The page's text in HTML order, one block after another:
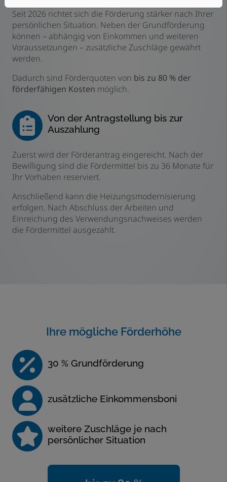
Seit 2026 richtet sich die Förderung stärker nach Ihrer
persönlichen Situation. Neben der Grundförderung
können – abhängig von Einkommen und weiteren
Voraussetzungen – zusätzliche Zuschläge gewährt
werden.
Dadurch sind Förderquoten von bis zu 80 % der
förderfähigen Kosten möglich.
Von der Antragstellung bis zur
Auszahlung
Zuerst wird der Förderantrag eingereicht. Nach der
Bewilligung sind die Fördermittel bis zu 36 Monate für
Ihr Vorhaben reserviert.
Anschließend kann die Heizungsmodernisierung
erfolgen. Nach Abschluss der Arbeiten und
Einreichung des Verwendungsnachweises werden
die Fördermittel ausgezahlt.
Ihre mögliche Förderhöhe
30 % Grundförderung
zusätzliche Einkommensboni
weitere Zuschläge je nach
persönlicher Situation